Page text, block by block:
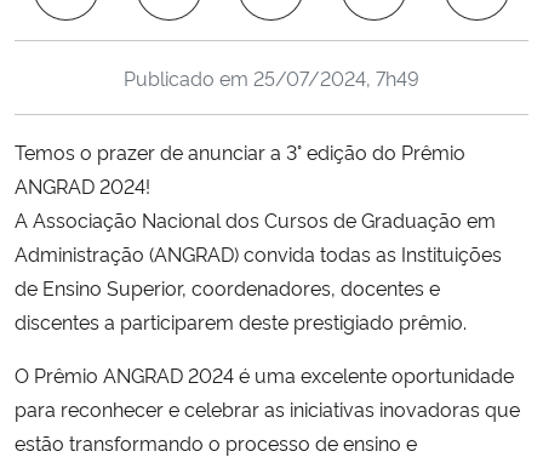
Ministério de Minas e Energia
Ministério da Ciência, Tecnologia, Inovações e Comunicações
Ministério do Meio Ambiente
Ministério do Desenvolvimento Regional
Publicado em 25/07/2024, 7h49
Temos o prazer de anunciar a 3° edição do Prêmio
ANGRAD 2024!
A Associação Nacional dos Cursos de Graduação em
Administração (ANGRAD) convida todas as Instituições
de Ensino Superior, coordenadores, docentes e
discentes a participarem deste prestigiado prêmio.
O Prêmio ANGRAD 2024 é uma excelente oportunidade
para reconhecer e celebrar as iniciativas inovadoras que
estão transformando o processo de ensino e